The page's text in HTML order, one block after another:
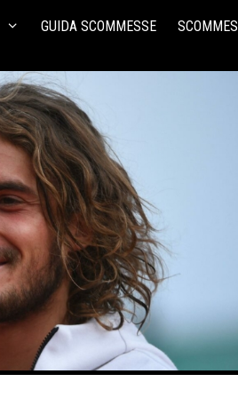
GUIDA SCOMMESSE